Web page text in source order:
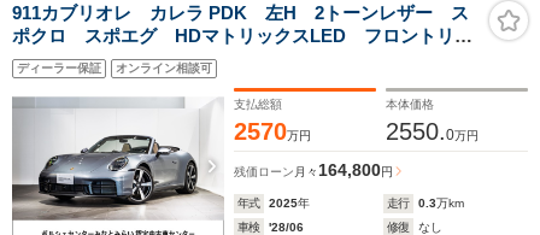
911カブリオレ カレラ PDK 左H 2トーンレザー ス
ポクロ スポエグ HDマトリックスLED フロントリフ
ト 18wayシート ベンチレーション BOSE スポーツ
デザインPKG 20/21インチ カレラクラシックホイール
レザーパッケージ930
ディーラー保証 オンライン相談可
支払総額
2570万円
本体価格
2550.0万円
残価ローン 月々 164,800円
年式 2025年 走行 0.3万km
車検
'28/06 修復
なし